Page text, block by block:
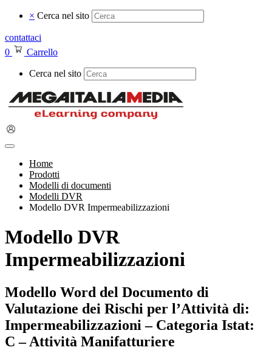
× Cerca nel sito
contattaci
0
Carrello
Cerca nel sito
Home
Prodotti
Modelli di documenti
Modelli DVR
Modello DVR Impermeabilizzazioni
Modello DVR
Impermeabilizzazioni
Modello Word del Documento di
Valutazione dei Rischi per l’Attività di:
Impermeabilizzazioni – Categoria Istat:
C – Attività Manifatturiere